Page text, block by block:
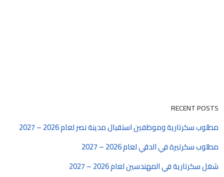
RECENT POSTS
مطلوب سكرتارية وموظفين استقبال مدينة نصر لعام 2026 – 2027
مطلوب سكرتيرة في الدقي لعام 2026 – 2027
شغل سكرتارية في المهندسين لعام 2026 – 2027